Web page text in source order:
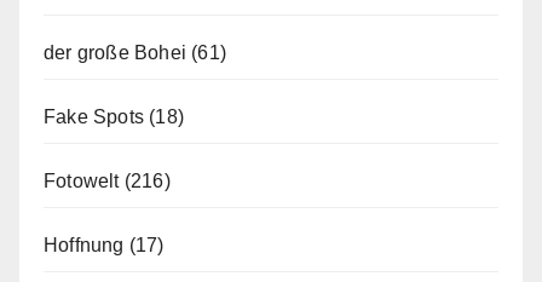
der große Bohei (61)
Fake Spots (18)
Fotowelt(216)
Hoffnung (17)